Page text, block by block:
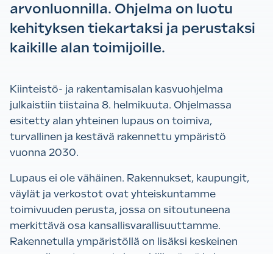
arvonluonnilla. Ohjelma on luotu
kehityksen tiekartaksi ja perustaksi
kaikille alan toimijoille.
Kiinteistö- ja rakentamisalan kasvuohjelma
julkaistiin tiistaina 8. helmikuuta. Ohjelmassa
esitetty alan yhteinen lupaus on toimiva,
turvallinen ja kestävä rakennettu ympäristö
vuonna 2030.
Lupaus ei ole vähäinen. Rakennukset, kaupungit,
väylät ja verkostot ovat yhteiskuntamme
toimivuuden perusta, jossa on sitoutuneena
merkittävä osa kansallisvarallisuuttamme.
Rakennetulla ympäristöllä on lisäksi keskeinen